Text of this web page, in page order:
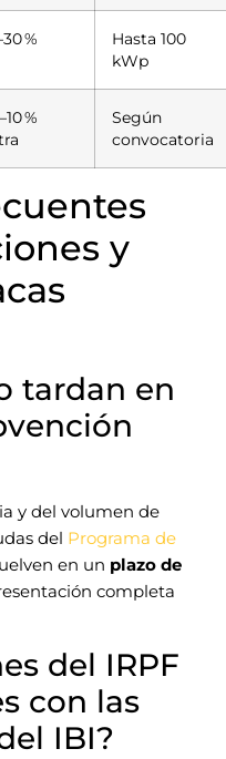
%
Hasta 100
kWp
%
Según
convocatoria
y
tardan en
y del volumen de
del Programa de
en un plazo de
completa
del IRPF
con las
IBI?